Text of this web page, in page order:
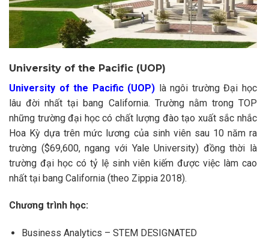
University of the Pacific (UOP)
University of the Pacific (UOP) là ngôi trường Đại học
lâu đời nhất tại bang California. Trường nằm trong TOP
những trường đại học có chất lượng đào tạo xuất sắc nhắc
Hoa Kỳ dựa trên mức lương của sinh viên sau 10 năm ra
trường ($69,600, ngang với Yale University) đồng thời là
trường đại học có tỷ lệ sinh viên kiếm được việc làm cao
nhất tại bang California (theo Zippia 2018).
Chương trình học:
Business Analytics – STEM DESIGNATED